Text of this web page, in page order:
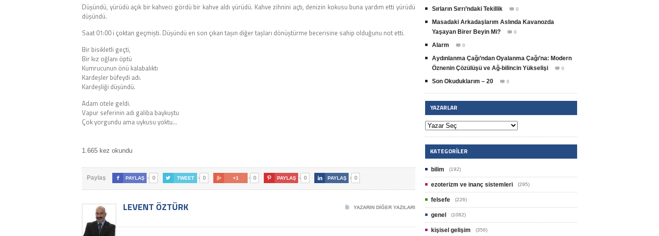
Düşündü, yürüdü açık bir kahveci gördü bir kahve aldı yürüdü. Kahve zihnini açtı, denizin kokusu buna yardım etti yürüdü
düşündü.
Saat 01:00 i çoktan geçmişti. Düşündü en son çıkan taşın diğer taşları dönüştürme becerisine sahip olduğunu not etti.
Bir bisikletli geçti,
Bir kız oğlanı öptü
Kumrucunun önü kalabalıktı
Kardeşler büfeydi adı.
Kardeşliği düşündü.
Adam otele geldi.
Vapur seferinin adı galiba baykuştu
Çok yorgundu ama uykusu yoktu…
1.665 kez okundu
Paylaş  PAYLAŞ 0  TWEET 0  +1 0  PAYLAŞ 0  PAYLAŞ 0
YAZARIN DIĞER YAZILARI
LEVENT ÖZTÜRK
Sırların Sırrı’ndaki Tekillik  0
Masadaki Arkadaşlarım Aslında Kavanozda
Yaşayan Birer Beyin Mi?
 0
Alarm  0
Aydınlanma Çağı’ndan Oyalanma Çağı’na: Modern
Öznenin Çözülüşü ve Ağ-bilincin Yükselişi
 0
Son Okuduklarım – 20  0
YAZARLAR
KATEGORILER
bilim (192)
ezoterizm ve inanç sistemleri (295)
felsefe (226)
genel (1082)
kişisel gelişim (356)